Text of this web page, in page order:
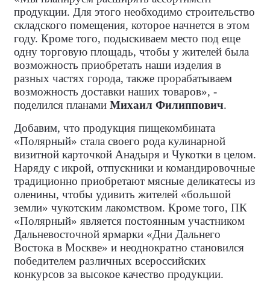
продукции. Для этого необходимо строительство
складского помещения, которое начнется в этом
году. Кроме того, подыскиваем место под еще
одну торговую площадь, чтобы у жителей была
возможность приобретать наши изделия в
разных частях города, также прорабатываем
возможность доставки наших товаров», -
поделился планами Михаил Филиппович.
Добавим, что продукция пищекомбината
«Полярный» стала своего рода кулинарной
визитной карточкой Анадыря и Чукотки в целом.
Наряду с икрой, отпускники и командировочные
традиционно приобретают мясные деликатесы из
оленины, чтобы удивить жителей «большой
земли» чукотским лакомством. Кроме того, ПК
«Полярный» является постоянным участником
Дальневосточной ярмарки «Дни Дальнего
Востока в Москве» и неоднократно становился
победителем различных всероссийских
конкурсов за высокое качество продукции.